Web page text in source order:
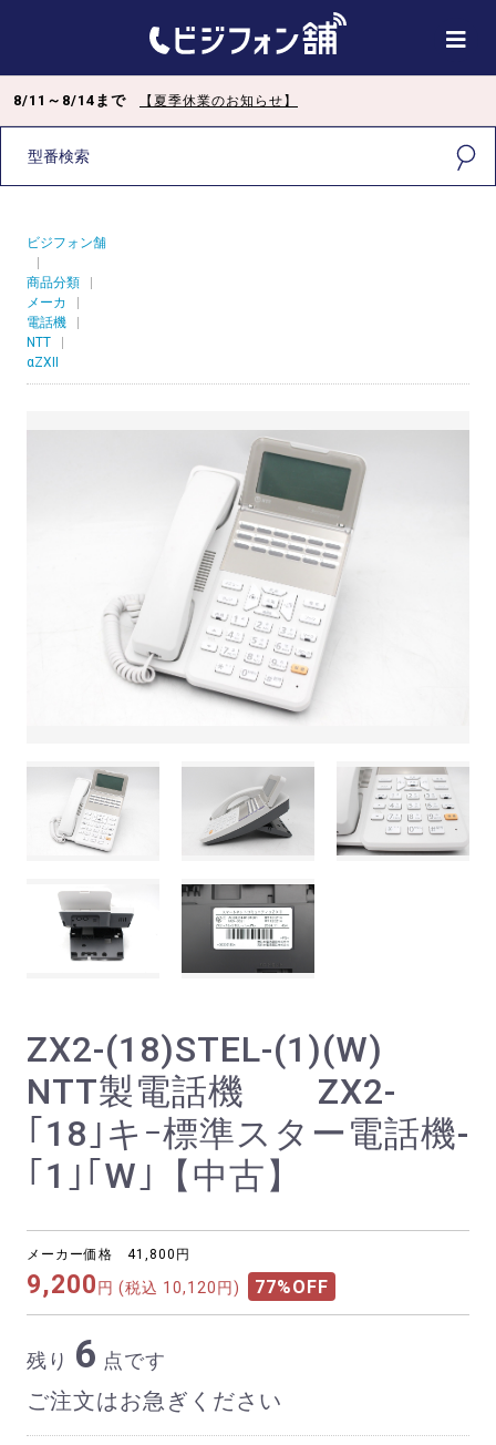
8/11～8/14まで 【夏季休業のお知らせ】
ビジフォン舗
商品分類
メーカ
電話機
NTT
αZXII
ZX2-(18)STEL-(1)(W)
NTT製電話機 ZX2-
｢18｣キｰ標準スター電話機-
｢1｣｢W｣【中古】
メーカー価格 41,800円
9,200 円 (税込 10,120円) 77%OFF
残り 6 点です
ご注文はお急ぎください